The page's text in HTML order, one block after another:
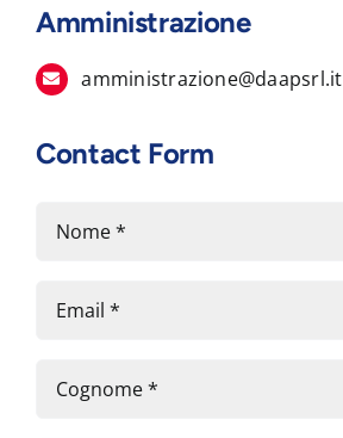
Amministrazione
amministrazione@daapsrl.it
Contact Form